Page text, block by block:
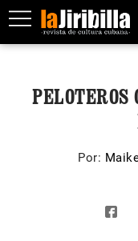
PELOTEROS
Por: